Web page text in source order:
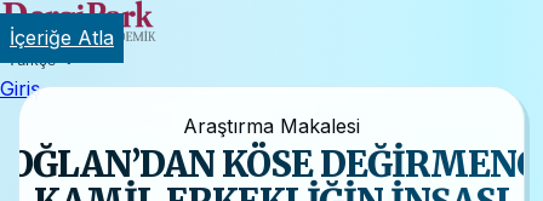
Türkçe
Giriş
Araştırma Makalesi
KÖSE
İçeriğe Atla